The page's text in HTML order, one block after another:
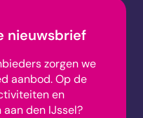
nieuwsbrief
zorgen we
aanbod.Op de
en
den IJssel?